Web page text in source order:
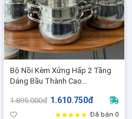
Bộ Nồi Kèm Xửng Hấp 2 Tầng
Dáng Bầu Thành Cao
liền 3 Lớp inox cao cấp 18/10,
Nồi Hấp Đa Năng
1.895.000đ 1.610.750đ
Đã bán 0